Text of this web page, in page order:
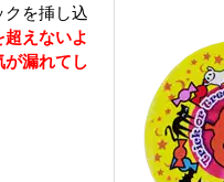
を挿し込
えないよ
漏れてし